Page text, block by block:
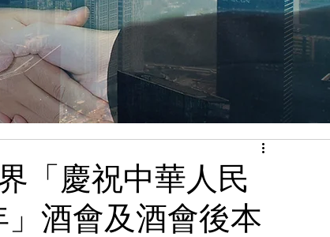
「慶祝中華人民
酒會及酒會後本